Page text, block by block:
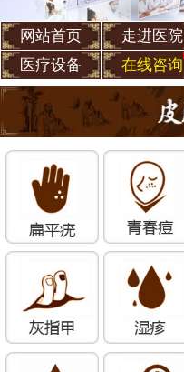
网站首页 走进医院
医疗设备
在线咨询